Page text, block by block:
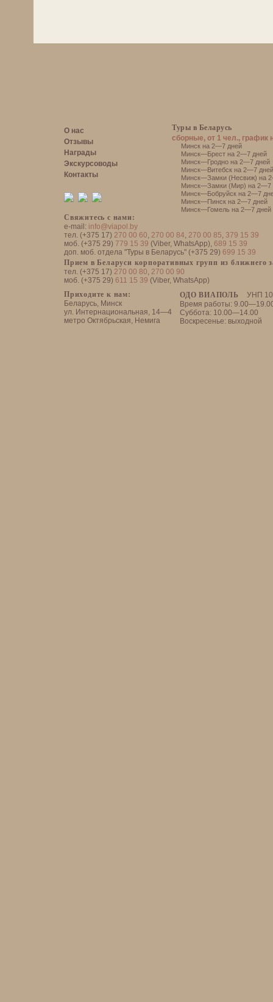
О нас
Отзывы
Награды
Экскурсоводы
Контакты
Свяжитесь с нами:
e-mail: info@viapol.by
тел. (+375 17) 270 00 60, 270 00 84, 270 00 85, 379 15 39
моб. (+375 29) 779 15 39 (Viber, WhatsApp), 689 15 39
доп. моб. отдела "Туры в Беларусь" (+375 29) 699 15 39
Прием в Беларуси корпоративных групп из ближнего
тел. (+375 17) 270 00 80, 270 00 90
моб. (+375 29) 611 15 39 (Viber, WhatsApp)
ОДО ВИАПОЛЬ
УНП
Время работы:
Суббота: 10.00—14.00
Воскресенье: выходной
Приходите к нам:
Беларусь, Минск
ул. Интернациональная, 14—4
метро Октябрьская, Немига
Туры в Беларусь
сборные, от 1 чел., график
Минск на 2—7 дней
Минск—Брест на 2—7 дней
Минск—Гродно на 2—7 дней
Минск—Витебск на 2—7 дней
Минск—Замки (Несвиж) на
Минск—Замки (Мир) на 2—7
Минск—Бобруйск на 2—7
Минск—Пинск на 2—7 дней
Минск—Гомель на 2—7 дней